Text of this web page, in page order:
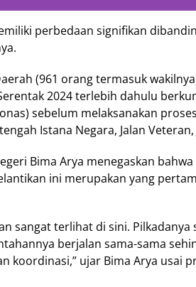
perbedaan signifikan
(961 orang termasuk
2024 terlebih dahulu
sebelum melaksanakan
Istana Negara, Jalan Veteran,
Bima Arya menegaskan
ini merupakan yang
sangat terlihat di sini. Pilkadanya
berjalan sama-sama
koordinasi,” ujar Bima Arya usai